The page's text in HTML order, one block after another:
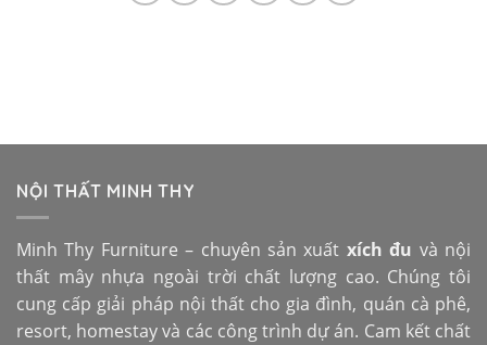
NỘI THẤT MINH THY
Minh Thy Furniture – chuyên sản xuất xích đu và nội
thất mây nhựa ngoài trời chất lượng cao. Chúng tôi
cung cấp giải pháp nội thất cho gia đình, quán cà phê,
resort, homestay và các công trình dự án. Cam kết chất